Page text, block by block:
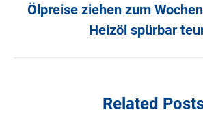
Nächster
Beitrag:
Ölpreise ziehen zum
Heizöl spürbar
Related